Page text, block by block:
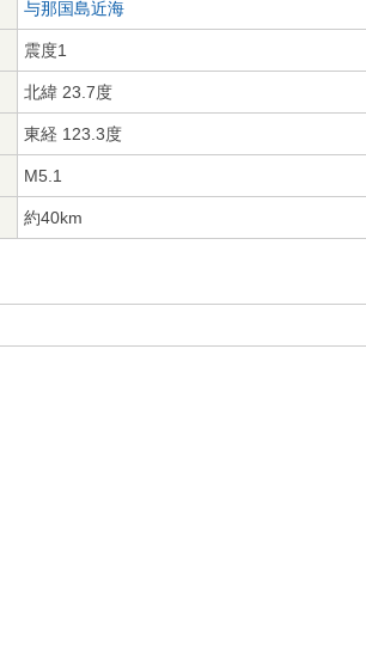
与那国島近海
震度1
北緯 23.7度
東経 123.3度
M5.1
約40km